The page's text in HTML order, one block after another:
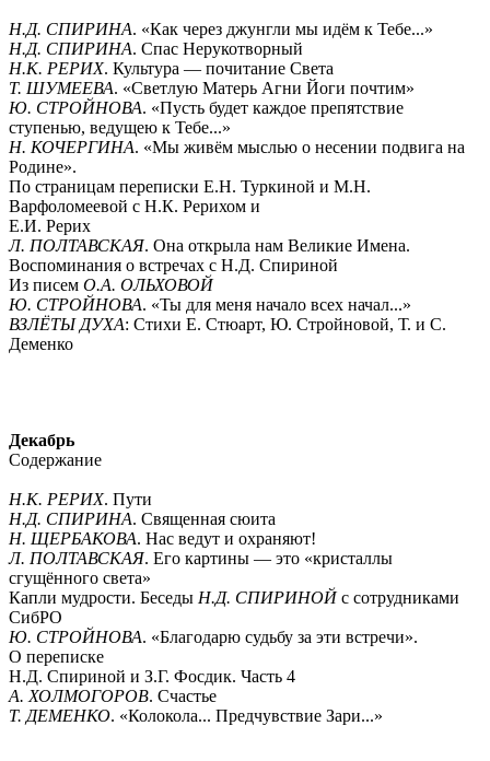
Н.Д. СПИРИНА. «Как через джунгли мы идём к Тебе...»
Н.Д. СПИРИНА. Спас Нерукотворный
Н.К. РЕРИХ. Культура — почитание Света
Т. ШУМЕЕВА. «Светлую Матерь Агни Йоги почтим»
Ю. СТРОЙНОВА. «Пусть будет каждое препятствие
ступенью, ведущею к Тебе...»
Н. КОЧЕРГИНА. «Мы живём мыслью о несении подвига на
Родине».
По страницам переписки Е.Н. Туркиной и М.Н.
Варфоломеевой с Н.К. Рерихом и
Е.И. Рерих
Л. ПОЛТАВСКАЯ. Она открыла нам Великие Имена.
Воспоминания о встречах с Н.Д. Спириной
Из писем О.А. ОЛЬХОВОЙ
Ю. СТРОЙНОВА. «Ты для меня начало всех начал...»
ВЗЛЁТЫ ДУХА: Стихи Е. Стюарт, Ю. Стройновой, Т. и С.
Деменко
Декабрь
Содержание
Н.К. РЕРИХ. Пути
Н.Д. СПИРИНА. Священная сюита
Н. ЩЕРБАКОВА. Нас ведут и охраняют!
Л. ПОЛТАВСКАЯ. Его картины — это «кристаллы
сгущённого света»
Капли мудрости. Беседы Н.Д. СПИРИНОЙс сотрудниками
СибРО
Ю. СТРОЙНОВА. «Благодарю судьбу за эти встречи».
О переписке
Н.Д. Спириной и З.Г. Фосдик. Часть 4
А. ХОЛМОГОРОВ. Счастье
Т. ДЕМЕНКО. «Колокола... Предчувствие Зари...»